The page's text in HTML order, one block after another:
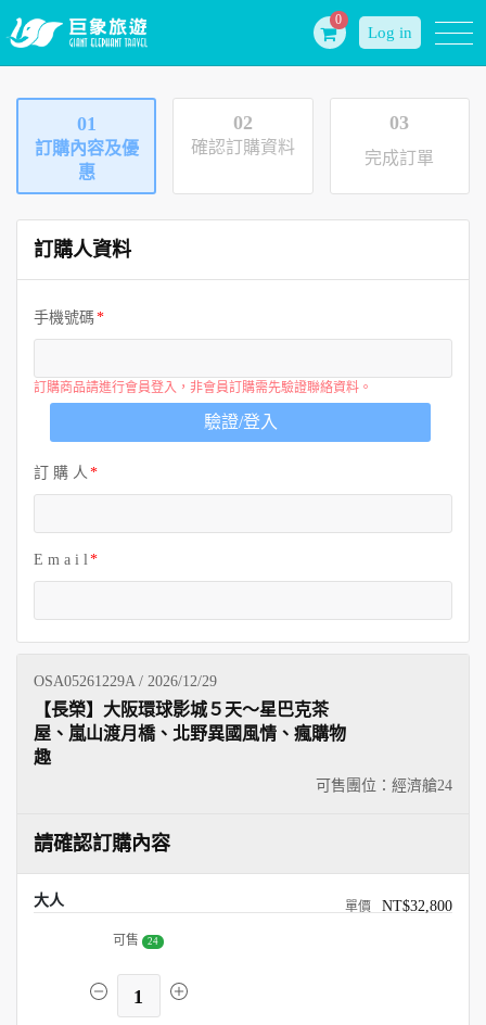
0
Log in
01
訂購內容及優
惠
02
確認訂購資料
03
完成訂單
訂購人資料
手機號碼
訂購商品請進行會員登入，非會員訂購需先驗證聯絡資料。
驗證/登入
訂 購 人
E m a i l
OSA05261229A / 2026/12/29
可售團位：經濟艙24
【長榮】大阪環球影城５天～星巴克茶
屋、嵐山渡月橋、北野異國風情、瘋購物
趣
請確認訂購內容
大人 NT$32,800
可售 24
1